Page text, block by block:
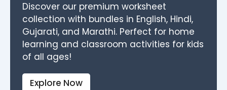
Discover our premium worksheet
collection with bundles in English, Hindi,
Gujarati, and Marathi. Perfect for home
learning and classroom activities for kids
of all ages!
Explore Now